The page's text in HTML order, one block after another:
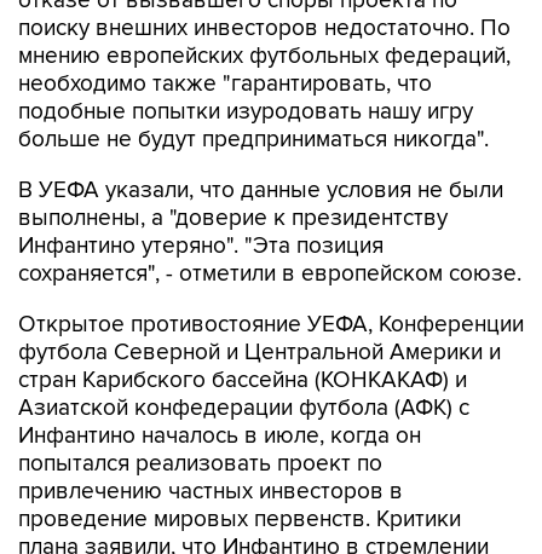
поиску внешних инвесторов недостаточно. По
мнению европейских футбольных федераций,
необходимо также "гарантировать, что
подобные попытки изуродовать нашу игру
больше не будут предприниматься никогда".
В УЕФА указали, что данные условия не были
выполнены, а "доверие к президентству
Инфантино утеряно". "Эта позиция
сохраняется", - отметили в европейском союзе.
Открытое противостояние УЕФА, Конференции
футбола Северной и Центральной Америки и
стран Карибского бассейна (КОНКАКАФ) и
Азиатской конфедерации футбола (АФК) с
Инфантино началось в июле, когда он
попытался реализовать проект по
привлечению частных инвесторов в
проведение мировых первенств. Критики
плана заявили, что Инфантино в стремлении